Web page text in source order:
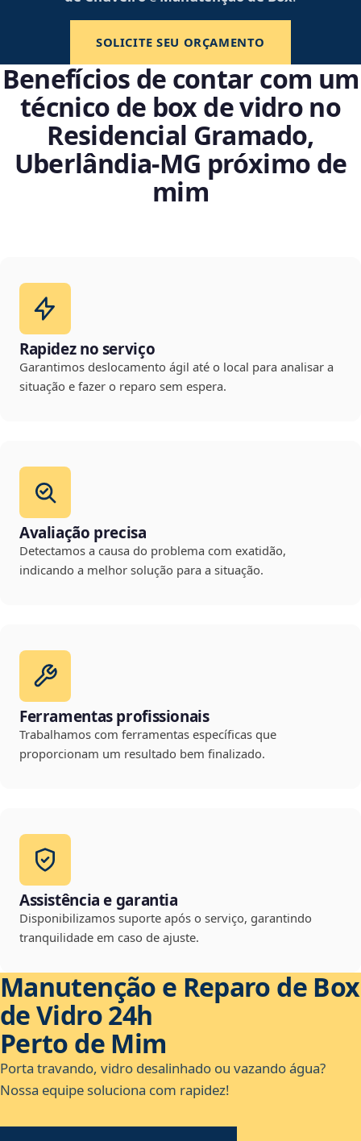
SOLICITE SEU ORÇAMENTO
Benefícios de contar com um
técnico de box de vidro no
Residencial Gramado,
Uberlândia‑MG próximo de
mim
Rapidez no serviço
Garantimos deslocamento ágil até o local para analisar a
situação e fazer o reparo sem espera.
Avaliação precisa
Detectamos a causa do problema com exatidão,
indicando a melhor solução para a situação.
Ferramentas profissionais
Trabalhamos com ferramentas específicas que
proporcionam um resultado bem finalizado.
Assistência e garantia
Disponibilizamos suporte após o serviço, garantindo
tranquilidade em caso de ajuste.
Manutenção e Reparo de Box
de Vidro 24h
Perto de Mim
Porta travando, vidro desalinhado ou vazando água?
Nossa equipe soluciona com rapidez!